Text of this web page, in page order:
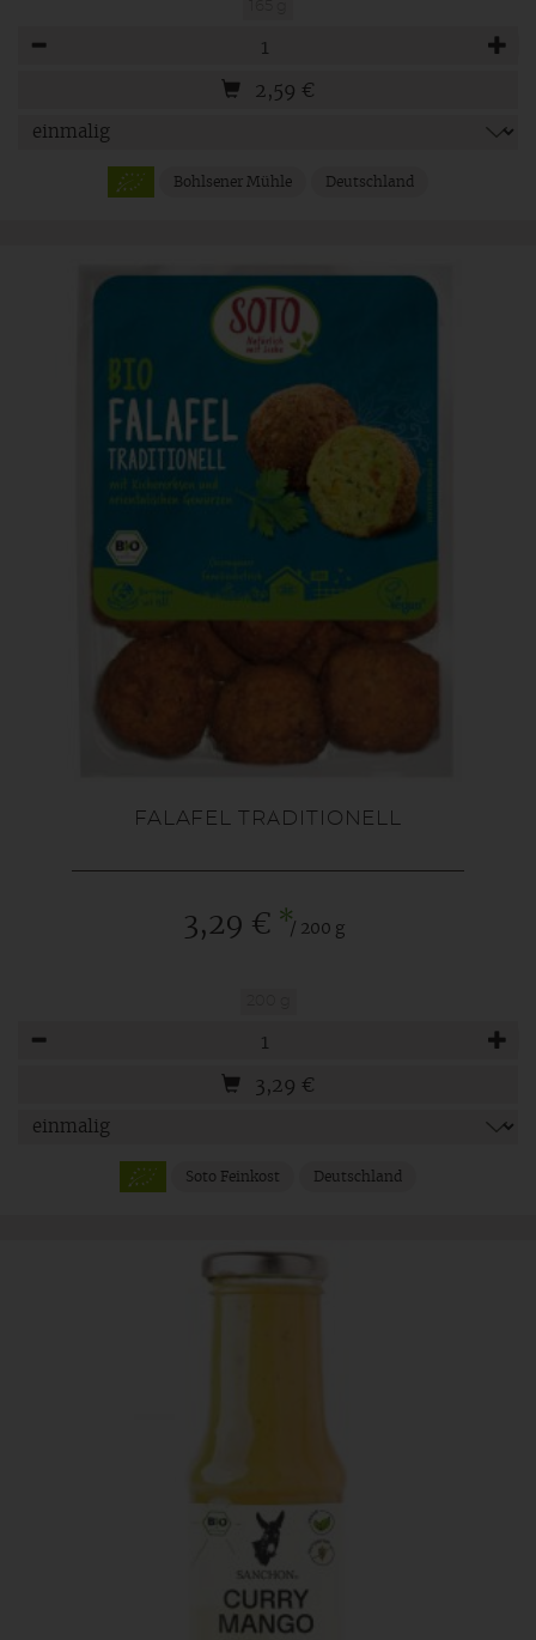
2,59 €
Bohlsener Mühle Deutschland
FALAFEL TRADITIONELL
3,29 € */ 200 g
3,29 €
Soto Feinkost Deutschland